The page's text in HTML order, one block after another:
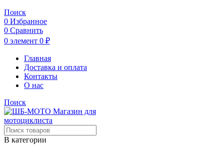
Поиск
0 Избранное
0 Сравнить
0 элемент 0 ₽
Главная
Доставка и оплата
Контакты
О нас
Поиск
В категории